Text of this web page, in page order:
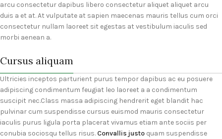
arcu consectetur dapibus libero consectetur aliquet aliquet arcu
duis a et at. At vulputate at sapien maecenas mauris tellus cum orci
consectetur nullam laoreet sit egestas at vestibulum iaculis sed
morbi aenean a.
Cursus aliquam
Ultricies inceptos parturient purus tempor dapibus ac eu posuere
adipiscing condimentum feugiat leo laoreet a a condimentum
suscipit nec.Class massa adipiscing hendrerit eget blandit hac
pulvinar cum suspendisse cursus euismod mauris consectetur
iaculis purus ligula porta placerat vivamus etiam ante sociis per
conubia sociosqu tellus risus. Convallis justo quam suspendisse